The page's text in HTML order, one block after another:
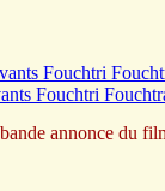
Fouchtri
annonce du